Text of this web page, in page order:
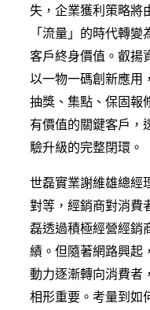
失，企業獲利策略將
「流量」的時代轉
客戶終身價值。叡揚
以一物一碼創新應用
抽獎、集點、保固報
有價值的關鍵客戶，
驗升級的完整閉環。
世磊實業謝維雄總經
對等，經銷商對消費
磊透過積極經營經銷
績。但隨著網路興起
動力逐漸轉向消費者
相形重要。考量到如